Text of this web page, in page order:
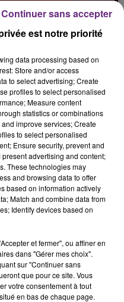
LA
ce mercredi en
END
jour :
du monde.
et vous êtes tous
10h44
10h44
est notre priorité
data processing based on
Store and/or access
to select advertising; Create
profiles to select personalised
Measure content
statistics or combinations
improve services; Create
to select personalised
Ensure security, prevent and
advertising and content;
These technologies may
and browsing data to offer
based on information actively
Match and combine data from
Identify devices based on
et fermer", ou affiner en
dans "Gérer mes choix".
sur "Continuer sans
que pour ce site. Vous
votre consentement à tout
en bas de chaque page.
Continuer sans accepter